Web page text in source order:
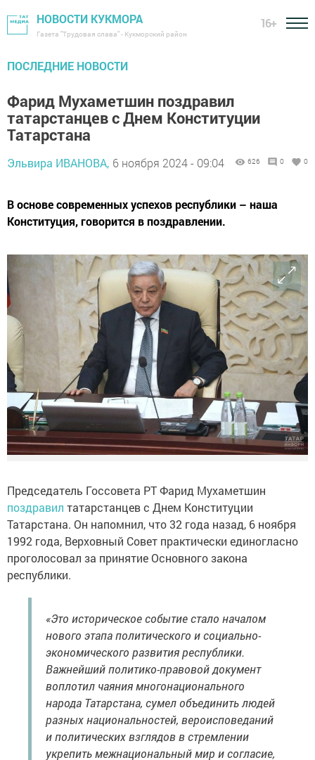
НОВОСТИ КУКМОРА
Газета "Трудовая слава" - Кукморский район
16+
ПОСЛЕДНИЕ НОВОСТИ
Фарид Мухаметшин поздравил
татарстанцев с Днем Конституции
Татарстана
Эльвира ИВАНОВА, 6 ноября 2024 - 09:04 626 0 0
В основе современных успехов республики – наша
Конституция, говорится в поздравлении.
Председатель Госсовета РТ Фарид Мухаметшин
поздравил татарстанцев с Днем Конституции
Татарстана. Он напомнил, что 32 года назад, 6 ноября
1992 года, Верховный Совет практически единогласно
проголосовал за принятие Основного закона
республики.
«Это историческое событие стало началом
нового этапа политического и социально-
экономического развития республики.
Важнейший политико-правовой документ
воплотил чаяния многонационального
народа Татарстана, сумел объединить людей
разных национальностей, вероисповеданий
и политических взглядов в стремлении
укрепить межнациональный мир и согласие,